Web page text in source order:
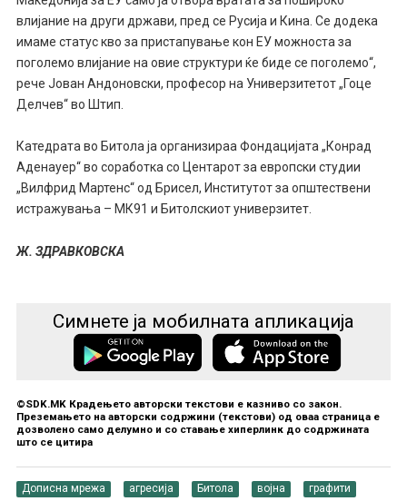
влијание на други држави, пред се Русија и Кина. Се додека
имаме статус кво за пристапување кон ЕУ можноста за
поголемо влијание на овие структури ќе биде се поголемо“,
рече Јован Андоновски, професор на Универзитетот „Гоце
Делчев“ во Штип.
Катедрата во Битола ја организираа Фондацијата „Конрад
Аденауер“ во соработка со Центарот за европски студии
„Вилфрид Мартенс“ од Брисел, Институтот за општествени
истражувања – МК91 и Битолскиот универзитет.
Ж. ЗДРАВКОВСКА
Симнете ја мобилната апликација
©SDK.MK Крадењето авторски текстови е казниво со закон.
Преземањето на авторски содржини (текстови) од оваа страница е
дозволено само делумно и со ставање хиперлинк до содржината
што се цитира
Дописна мрежа агресија Битола војна графити